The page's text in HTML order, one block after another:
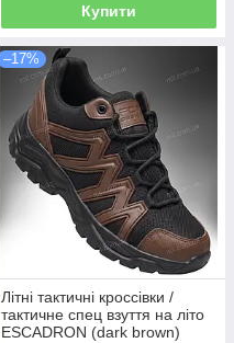
Купити
–17%
Літні тактичні кроссівки /
тактичне спец взуття на літо
ESCADRON (dark brown)